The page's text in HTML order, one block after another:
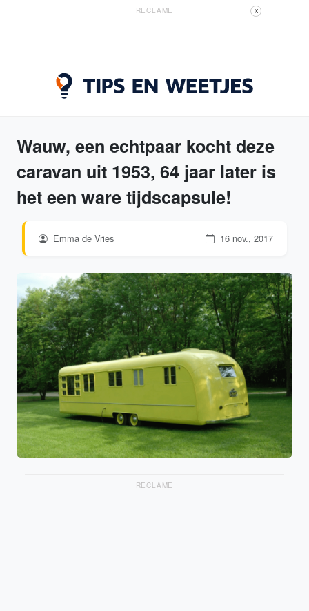
RECLAME X
Wauw, een echtpaar kocht deze
caravan uit 1953, 64 jaar later is
het een ware tijdscapsule!
Emma de Vries 16 nov., 2017
RECLAME